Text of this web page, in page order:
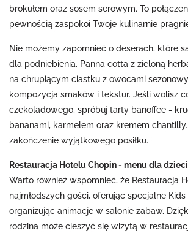
brokułem oraz sosem serowym. To
pewnością zaspokoi Twoje kulinarnie
Nie możemy zapomnieć o deserach, które
dla podniebienia. Panna cotta z zieloną
na chrupiącym ciastku z owocami
kompozycja smaków i tekstur. Jeśli wolisz
czekoladowego, spróbuj tarty banoffee -
bananami, karmelem oraz kremem chantilly.
zakończenie wyjątkowego posiłku.
Restauracja Hotelu Chopin - menu dla dzieci
Warto również wspomnieć, że Restauracja
najmłodszych gości, oferując specjalne
organizując animacje w salonie zabaw.
rodzina może cieszyć się wizytą w